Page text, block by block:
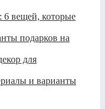
6 вещей, которые
подарков на
для
и варианты